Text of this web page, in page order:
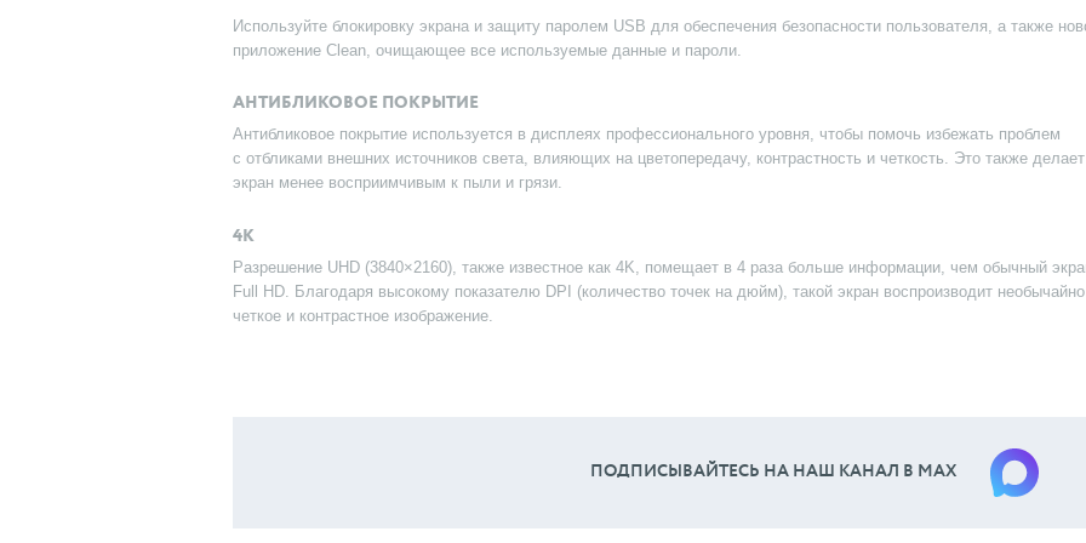
Используйте блокировку экрана и защиту паролем USB для обеспечения безопасности пользователя, а также
приложение Clean, очищающее все используемые данные и пароли.
АНТИБЛИКОВОЕ ПОКРЫТИЕ
Антибликовое покрытие используется в дисплеях профессионального уровня, чтобы помочь избежать проблем
с отбликами внешних источников света, влияющих на цветопередачу, контрастность и четкость. Это также делает
экран менее восприимчивым к пыли и грязи.
4K
Разрешение UHD (3840×2160), также известное как 4K, помещает в 4 раза больше информации, чем обычный
Full HD. Благодаря высокому показателю DPI (количество точек на дюйм), такой экран воспроизводит необычайно
четкое и контрастное изображение.
ПОДПИСЫВАЙТЕСЬ НА НАШ КАНАЛ В МАХ